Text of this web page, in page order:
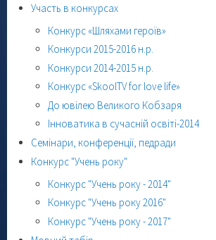
Участь в конкурсах
Конкурс «Шляхами героїв»
Конкурси 2015-2016 н.р.
Конкурси 2014-2015 н.р.
Конкурс «SkoolTV for love life»
До ювілею Великого Кобзаря
Інноватика в сучасній освіті-2014
Семінари, конференції, педради
Конкурс "Учень року"
Конкурс "Учень року - 2014"
Конкурс "Учень року 2016"
Конкурс "Учень року - 2017"